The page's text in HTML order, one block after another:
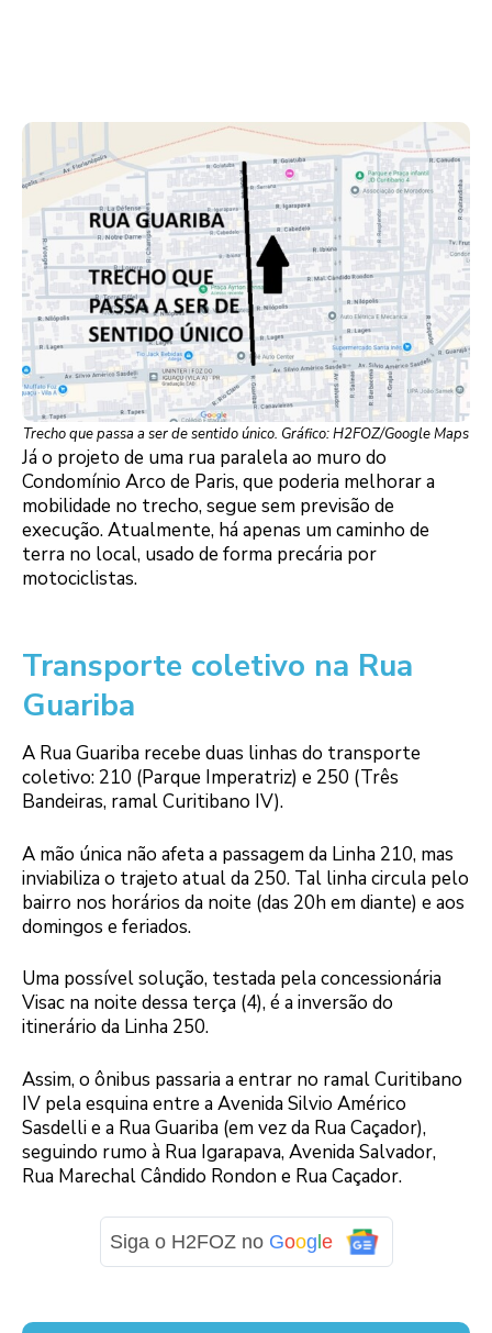
Trecho que passa a ser de sentido único. Gráfico: H2FOZ/Google Maps
Já o projeto de uma rua paralela ao muro do
Condomínio Arco de Paris, que poderia melhorar a
mobilidade no trecho, segue sem previsão de
execução. Atualmente, há apenas um caminho de
terra no local, usado de forma precária por
motociclistas.
Transporte coletivo na Rua
Guariba
A Rua Guariba recebe duas linhas do transporte
coletivo: 210 (Parque Imperatriz) e 250 (Três
Bandeiras, ramal Curitibano IV).
A mão única não afeta a passagem da Linha 210, mas
inviabiliza o trajeto atual da 250. Tal linha circula pelo
bairro nos horários da noite (das 20h em diante) e aos
domingos e feriados.
Uma possível solução, testada pela concessionária
Visac na noite dessa terça (4), é a inversão do
itinerário da Linha 250.
Assim, o ônibus passaria a entrar no ramal Curitibano
IV pela esquina entre a Avenida Silvio Américo
Sasdelli e a Rua Guariba (em vez da Rua Caçador),
seguindo rumo à Rua Igarapava, Avenida Salvador,
Rua Marechal Cândido Rondon e Rua Caçador.
Siga o H2FOZ no Goog e